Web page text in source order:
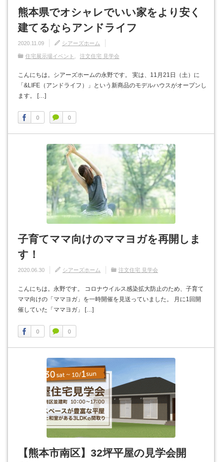
熊本県でオシャレでいい家をより安く
建てるならアンドライフ
2020.11.09 シアーズホーム
住宅展示場イベント 注文住宅 見学会
こんにちは。シアーズホームの永野です。 実は、11月21日（土）に
「&LIFE（アンドライフ）」という新商品のモデルハウスがオープンし
ます。 […]
0 0
子育てママ向けのママヨガを再開しま
す！
2020.06.30 シアーズホーム 注文住宅 見学会
こんにちは。永野です。 コロナウイルス感染拡大防止のため、子育て
ママ向けの「ママヨガ」を一時開催を見送っていました。 月に1回開
催していた「ママヨガ」 […]
0 0
【熊本市南区】32坪平屋の見学会開